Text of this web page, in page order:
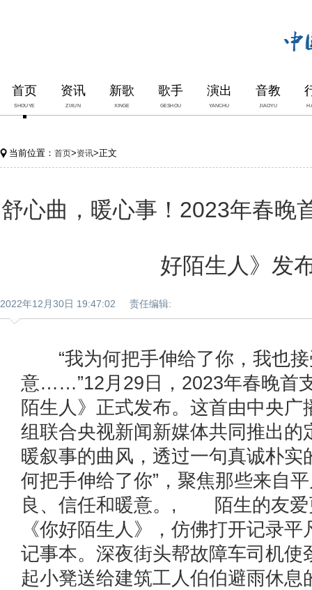
首页
SHOUYE
资讯
ZIXUN
新歌
XINGE
歌手
GESHOU
演出
YANCHU
音教
JIAOYU
当前位置： 首页>资讯>正文
舒心曲，暖心事！2023年春晚
好陌生人》发
2022年12月30日 19:47:02 责任编辑:
“我为何把手伸给了你，我也接
意……”12月29日，2023年春晚首
陌生人》正式发布。这首由中央广
组联合央视新闻新媒体共同推出的
暖叙事的曲风，透过一句真诚朴
何把手伸给了你”，聚焦那些来自
良、信任和暖意。, 陌生的友爱
《你好陌生人》，仿佛打开记录
记事本。深夜街头帮故障车司机使
起小凳送给建筑工人伯伯避雨休